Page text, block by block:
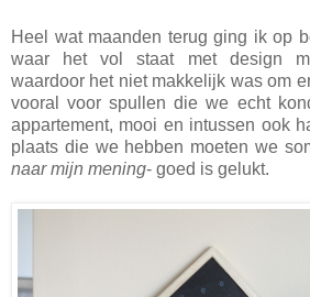
Heel wat maanden terug ging ik op
waar het vol staat met design
waardoor het niet makkelijk was om
vooral voor spullen die we echt
appartement, mooi en intussen ook
plaats die we hebben moeten we
naar mijn mening- goed is gelukt.